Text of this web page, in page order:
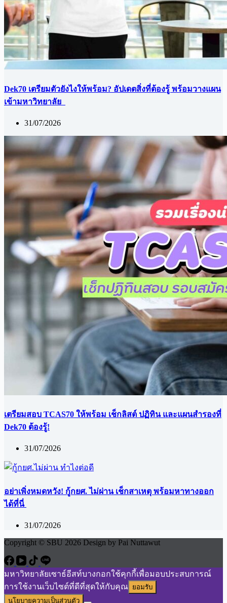
Dek70 เตรียมตัวยังไงให้พร้อม? อัปเดตสิ่งที่ต้องรู้ พร้อมวางแผน
เข้ามหาวิทยาลัย
31/07/2026
เตรียมสอบ TCAS70 ให้พร้อม เช็กลิสต์ ปฏิทิน และแผนสำรองที่
Dek70 ต้องรู้!
31/07/2026
อย่าเพิ่งหมดหวัง! กู้กยศ. ไม่ผ่าน เช็กสาเหตุ พร้อมหาทางออก
ได้ที่นี่
31/07/2026
Copyright © SBU 2026 Design by Pai Nuttawut
มหาวิทยาลัยเซาธ์อีสท์บางกอกใช้คุกกี้เพื่อมอบประสบการณ์
การใช้งานเว็บไซต์ที่ดีที่สุดให้กับคุณ ยอมรับ
นโยบายความเป็นส่วนตัว